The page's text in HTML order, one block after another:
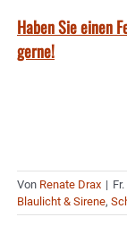
Haben Sie einen
gerne!
Von Renate Drax |
Blaulicht & Sirene,